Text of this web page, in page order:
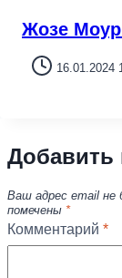
Жозе
16.01.2024
Добавить
Ваш адрес email не
помечены *
Комментарий *